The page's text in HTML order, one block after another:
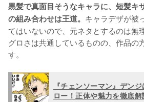
黒髪で真面目そうなキャラに、短髪キ
の組み合わせは王道。 キャラデザが被
てはいないので、元ネタとするのは無
グロさは共通しているものの、作品の
す。
『チェンソーマン』デン
ロー！正体や魅力を徹底解